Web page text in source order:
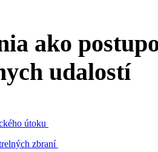
ako
udalostí
útoku
zbraní